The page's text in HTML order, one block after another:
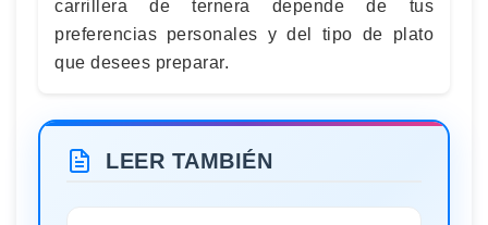
carrillera de ternera depende de tus
preferencias personales y del tipo de plato
que desees preparar.
LEER TAMBIÉN